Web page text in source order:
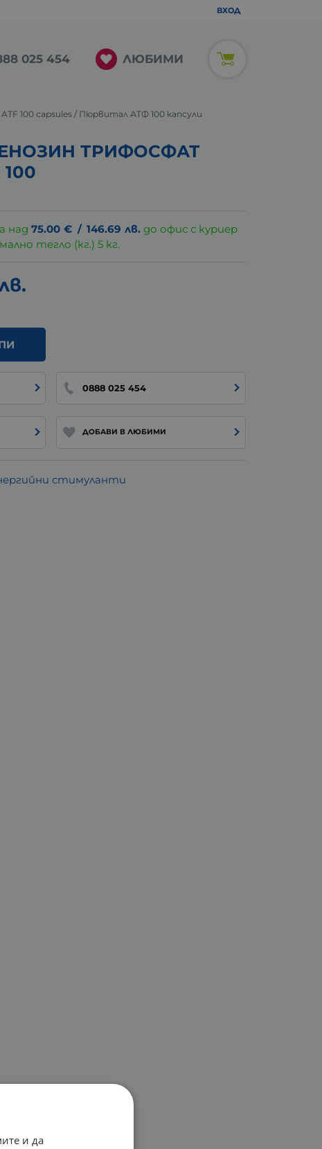
ВХОД
025 454 ЛЮБИМИ
100 capsules / Пюрвитал АТФ 100 капсули
ТРИФОСФАТ
над75.00 € / 146.69 лв. до офис с куриер
тегло (кг.) 5 кг.
0888 025 454
ДОБАВИ В ЛЮБИМИ
стимуланти
и да